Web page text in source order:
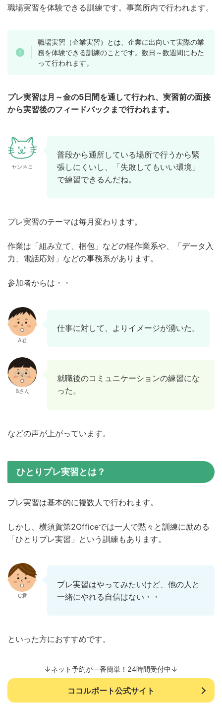
職場実習を体験できる訓練です。事業所内で行われます。
職場実習（企業実習）とは、企業に出向いて実際の業
務を体験できる訓練のことです。数日～数週間にわた
って行われます。
プレ実習は月～金の5日間を通して行われ、実習前の面接
から実習後のフィードバックまで行われます。
ヤンネコ
普段から通所している場所で行うから緊
張しにくいし、「失敗してもいい環境」
で練習できるんだね。
プレ実習のテーマは毎月変わります。
作業は「組み立て、梱包」などの軽作業系や、「データ入
力、電話応対」などの事務系があります。
参加者からは・・
A君
仕事に対して、よりイメージが湧いた。
Bさん
就職後のコミュニケーションの練習にな
った。
などの声が上がっています。
ひとりプレ実習とは？
プレ実習は基本的に複数人で行われます。
しかし、横須賀第2Officeでは一人で黙々と訓練に励める
「ひとりプレ実習」という訓練もあります。
C君
プレ実習はやってみたいけど、他の人と
一緒にやれる自信はない・・
といった方におすすめです。
↓ネット予約が一番簡単！24時間受付中↓
ココルポート公式サイト